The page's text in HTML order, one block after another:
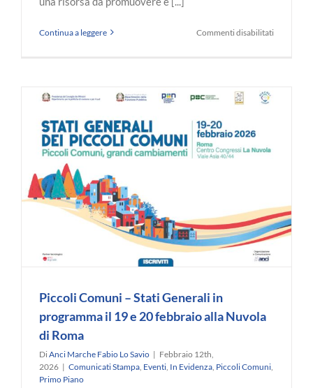
Continua a leggere Commenti disabilitatisu
i
sindaci
presenti
Piccoli Comuni – Stati Generali in
programma il 19 e 20 febbraio alla Nuvola
di Roma
DiAnci Marche Fabio Lo Savio | Febbraio 12th,
2026 | Comunicati Stampa Eventi In Evidenza Piccoli Comuni
Primo Piano